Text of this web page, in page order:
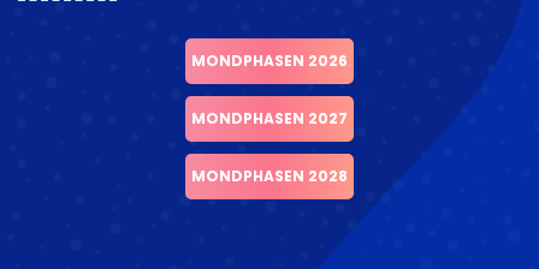
MONDPHASEN 2026
MONDPHASEN 2027
MONDPHASEN 2028